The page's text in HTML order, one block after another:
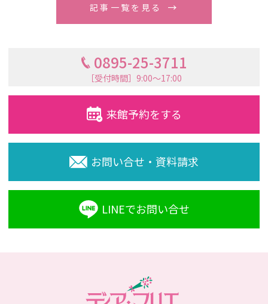
記事一覧を見る
0895-25-3711
［受付時間］9:00〜17:00
来館予約をする
お問い合せ・資料請求
LINEでお問い合せ